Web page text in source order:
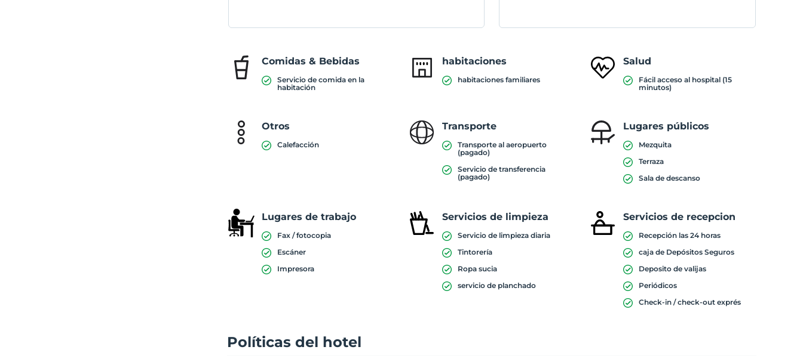
Comidas & Bebidas
Servicio de comida en la
habitación
habitaciones
habitaciones familiares
Salud
Fácil acceso al hospital (15
minutos)
Otros
Calefacción
Transporte
Transporte al aeropuerto
(pagado)
Servicio de transferencia
(pagado)
Lugares públicos
Mezquita
Terraza
Sala de descanso
Lugares de trabajo
Fax / fotocopia
Escáner
Impresora
Servicios de limpieza
Servicio de limpieza diaria
Tintorería
Ropa sucia
servicio de planchado
Servicios de recepcion
Recepción las 24 horas
caja de Depósitos Seguros
Deposito de valijas
Periódicos
Check-in / check-out exprés
Políticas del hotel